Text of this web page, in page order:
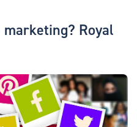
Royal